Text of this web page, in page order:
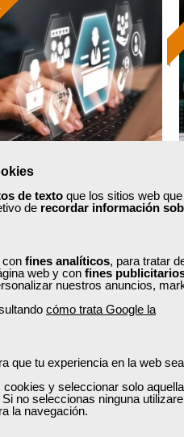
de texto que los sitios web que
de recordar información
con fines analíticos, para tratar
web y con fines
nuestros anuncios,
cómo trata Google la
que tu experiencia en la web sea
cookies y seleccionar solo
no seleccionas ninguna
la navegación.
Formación 100%
subvencionada.
Para desempleados,
y autónomos.
Sector
comerciales
Curso Gratuito
Ver curso